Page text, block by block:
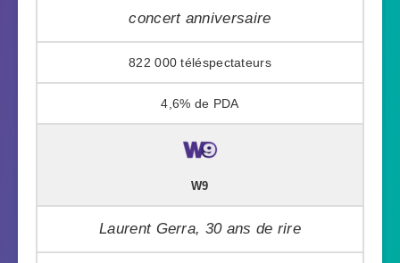
concert anniversaire
822 000
4,6%
W9
Laurent Gerra, 30 ans de rire